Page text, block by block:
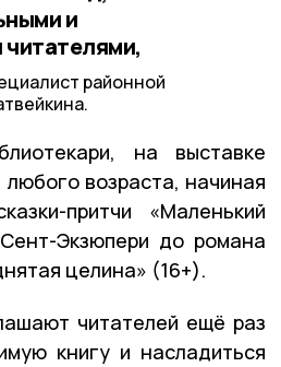
и
районной
на выставке
возраста, начиная
притчи «Маленький
Экзюпери до романа
целина» (16+).
читателей ещё раз
книгу и насладиться